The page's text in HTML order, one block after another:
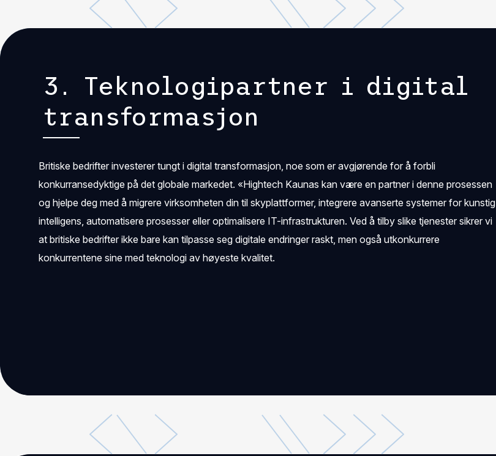
3. Teknologipartner i digital
transformasjon
Britiske bedrifter investerer tungt i digital transformasjon, noe som er avgjørende for å forbli
konkurransedyktige på det globale markedet. «Hightech Kaunas kan være en partner i denne prosessen
og hjelpe deg med å migrere virksomheten din til skyplattformer, integrere avanserte systemer for kunstig
intelligens, automatisere prosesser eller optimalisere IT-infrastrukturen. Ved å tilby slike tjenester sikrer vi
at britiske bedrifter ikke bare kan tilpasse seg digitale endringer raskt, men også utkonkurrere
konkurrentene sine med teknologi av høyeste kvalitet.